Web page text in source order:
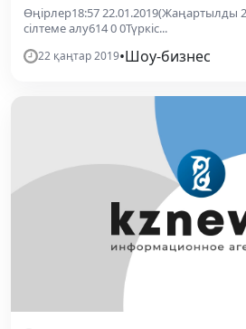
Өңірлер18:57 22.01.2019(Жаңартылды
сілтеме алу614 0 0Түркіс...
22 қаңтар 2019•Шоу-бизнес